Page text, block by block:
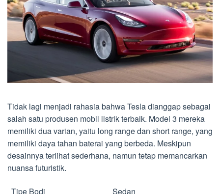
Tidak lagi menjadi rahasia bahwa Tesla dianggap sebagai
salah satu produsen mobil listrik terbaik. Model 3 mereka
memiliki dua varian, yaitu long range dan short range, yang
memiliki daya tahan baterai yang berbeda. Meskipun
desainnya terlihat sederhana, namun tetap memancarkan
nuansa futuristik.
Tipe Bodi
Sedan